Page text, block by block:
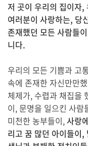
저 곳이 우리의 집이자,
여러분이 사랑하는, 당
존재했던 모든 사람들
니다.
우리의 모든 기쁨과 고
속에 존재한 자신만만
체제가, 수렵과 채집을
이, 문명을 일으킨 사
미천한 농부들이,사랑
리고 꿈 많던 아이들이